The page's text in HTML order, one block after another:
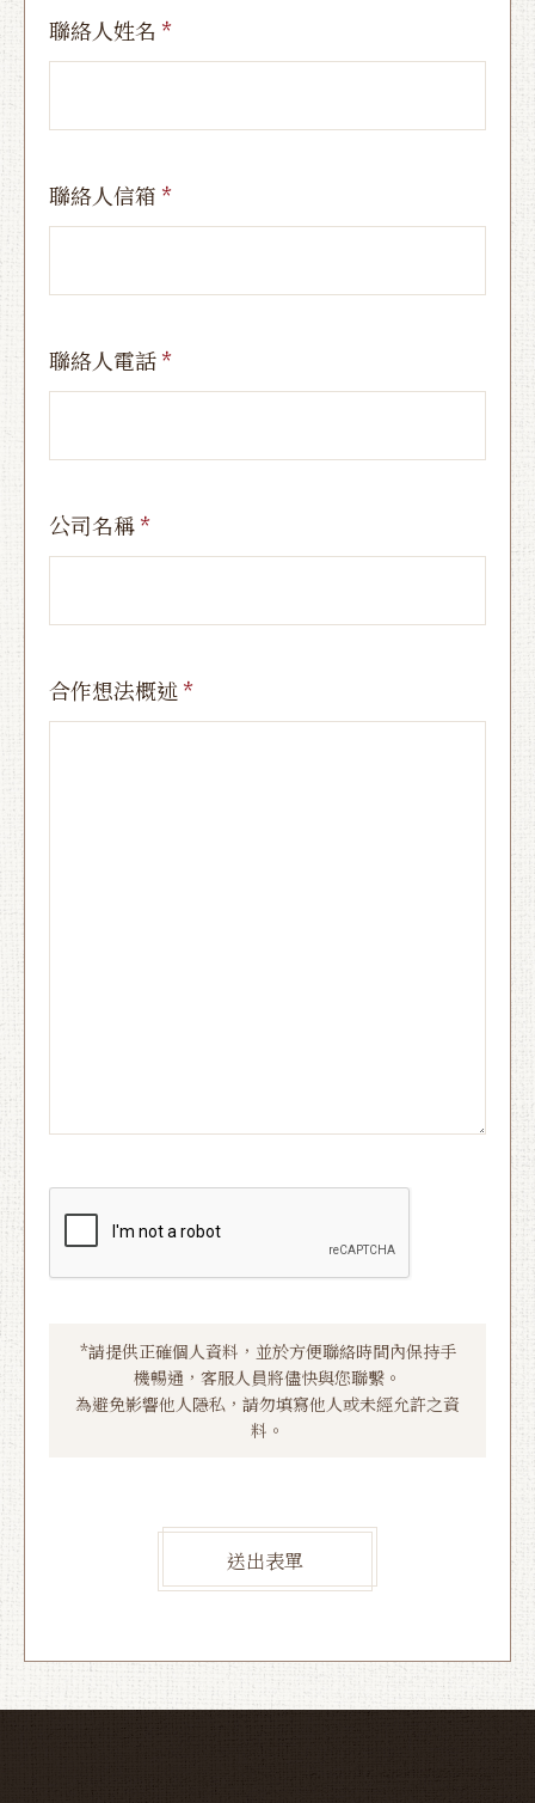
聯絡人姓名
聯絡人信箱
聯絡人電話
公司名稱
合作想法概述
*請提供正確個人資料，並於方便聯絡時間內保持手
機暢通，客服人員將儘快與您聯繫。
為避免影響他人隱私，請勿填寫他人或未經允許之資
料。
送出表單